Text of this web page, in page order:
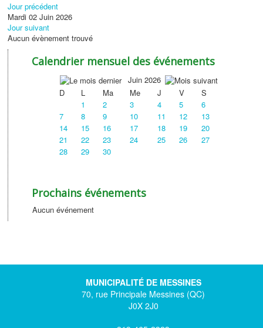
Jour précédent
Mardi 02 Juin 2026
Jour suivant
Aucun évènement trouvé
Calendrier mensuel des événements
Juin 2026
D
L Ma Me J V
S
1
2 3 4 5
6
7
8 9 10 11 12
13
14
15 16 17 18 19
20
21
22 23 24 25 26
27
28
29 30
Prochains événements
Aucun événement
MUNICIPALITÉ DE MESSINES
70, rue Principale Messines (QC)
J0X 2J0